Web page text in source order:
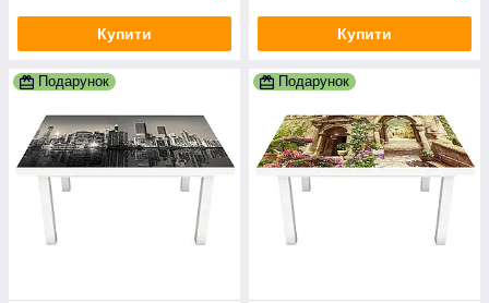
Купити Купити
Подарунок Подарунок